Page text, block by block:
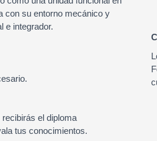
con su entorno mecánico y
e integrador.
el diploma
tus conocimientos.